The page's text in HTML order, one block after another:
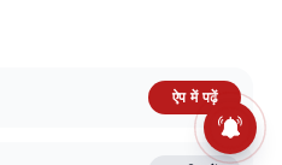
TERMS AND CONDITIONS
ऐप में पढ़ें